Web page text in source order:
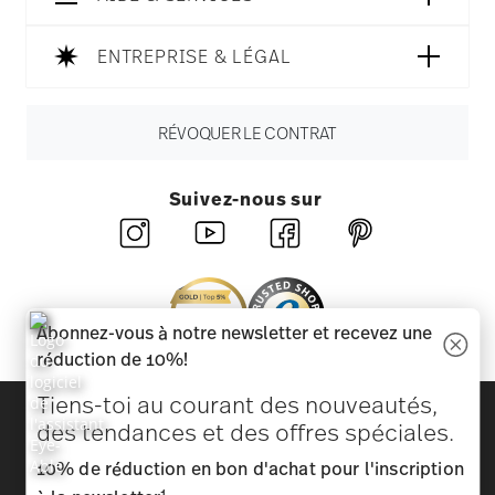
ENTREPRISE & LÉGAL
RÉVOQUER LE CONTRAT
Suivez-nous sur
Découvrez toutes nos marques
Beauté et fonctionnalité pour votre maison
Homepage CGV
Abonnez-vous à notre newsletter et recevez une
réduction de 10%!
Tiens-toi au courant des nouveautés,
des tendances et des offres spéciales.
10% de réduction en bon d'achat pour l'inscription